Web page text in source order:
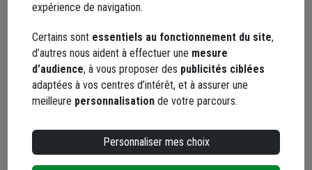
dont0,02 €éco-contribution
Choisir une agence pour vérifier le stock
Trouver du stock en agence
Livraison disponible
expérience de navigation.
Certains sont essentiels au fonctionnement du site,
d’autres nous aident à effectuer une mesure
d’audience, à vous proposer des publicités ciblées
adaptées à vos centres d’intérêt, et à assurer une
meilleure personnalisation de votre parcours.
Personnaliser mes choix